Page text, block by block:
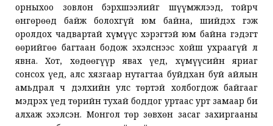
орныхоо зовлон бэрхшээлийг шүүмжлээд, тойрч
өнгөрөөд байж болохгүй юм байна, шийдэх гэж
оролдох чадвартай хүмүүс хэрэгтэй юм байна гэдэгт
өөрийгөө багтаан бодож эхэлснээс хойш ухраагүй л
явна. Хот, хөдөөгүүр явах үед, хүмүүсийн яриаг
сонсох үед, алс хязгаар нутагтаа буйдхан буй айлын
амьдрал ч дэлхийн улс төртэй холбогдож байгааг
мэдрэх үед төрийн тухай боддог уртаас урт замаар би
алхаж эхэлсэн. Монгол төр зөвхөн засаг захиргааны